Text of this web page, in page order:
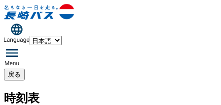
戻る
時刻表